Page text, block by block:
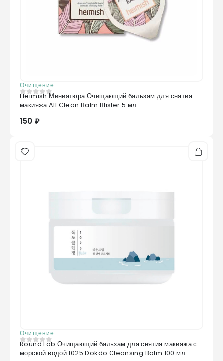
Очищение
0из 5
Heimish Миниатюра Очищающий бальзам для снятия
макияжа All Clean Balm Blister 5 мл
150 ₽
Очищение
0 из 5
Round Lab Очищающий бальзам для снятия макияжа с
морской водой 1025 Dokdo Cleansing Balm 100 мл